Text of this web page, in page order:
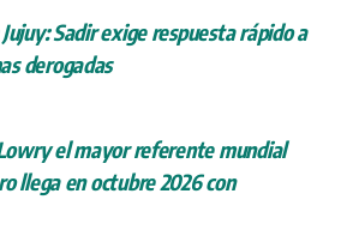
Sadir exige respuesta rápido a
derogadas
el mayor referente mundial
llega en octubre 2026 con